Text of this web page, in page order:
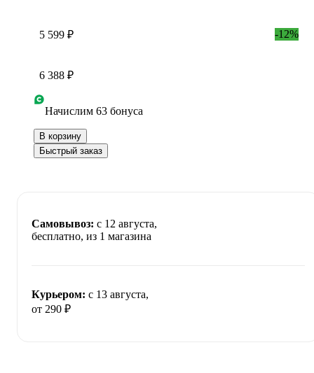
5 599 ₽ -12%
6 388 ₽
Начислим 63 бонуса
В корзину
Быстрый заказ
Самовывоз: c 12 августа,
бесплатно, из 1 магазина
Курьером: c 13 августа,
от 290 ₽